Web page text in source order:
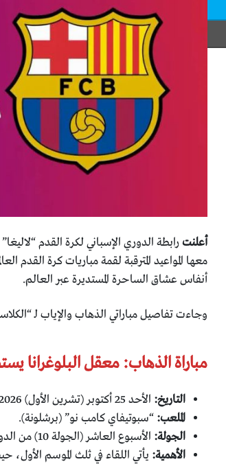
أعلنترابطة الدوري الإسباني لكرة القدم
معها المواعيد المترقبة لقمة مباريات كرة القدم
أنفاس عشاق الساحرة المستديرة عبر العالم.
وجاءت تفاصيل مباراتي الذهاب والإياب لـ
مباراة الذهاب: معقل البلوغرانا
التاريخ: الأحد 25 أكتوبر (تشرين الأول) 2026.
الملعب: “سبوتيفاي كامب نو” (برشلونة).
الجولة: الأسبوع العاشر (الجولة 10) من الدوري الإسباني.
الأهمية: يأتي اللقاء في ثلث الموسم